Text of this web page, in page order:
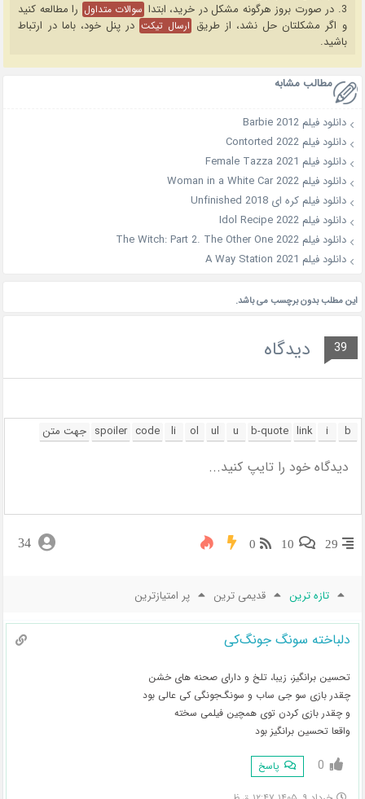
3. در صورت بروز هرگونه مشکل در خرید، ابتدا
سوالات متداول را مطالعه کنید
و اگر مشکلتان حل نشد، از طریق ارسال تیکت در پنل خود، باما در ارتباط
باشید.
مطالب مشابه
دانلود فیلم Barbie 2012
دانلود فیلم Contorted 2022
دانلود فیلم Female Tazza 2021
دانلود فیلم Woman in a White Car 2022
دانلود فیلم کره ای Unfinished 2018
دانلود فیلم Idol Recipe 2022
دانلود فیلم The Witch: Part 2. The Other One 2022
دانلود فیلم A Way Station 2021
این مطلب بدون برچسب می باشد.
39 دیدگاه
29
10
0
34
تازه ترین قدیمی ترین پر امتیازترین
دلباخته سونگ جونگ‌کی
تحسین برانگیز، زیبا، تلخ و دارای صحنه های خشن
چقدر بازی سو جی ساب و سونگ‌جونگی کی عالی بود
و چقدر بازی کردن توی همچین فیلمی سخته
واقعا تحسین برانگیز بود
0 پاسخ